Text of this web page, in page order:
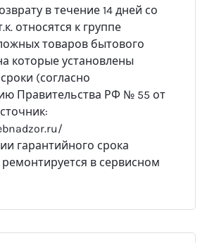
в течение 14 дней со
относятся к группе
товаров бытового
которые установлены
(согласно
Правительства РФ № 55 от
гарантийного срока
в сервисном